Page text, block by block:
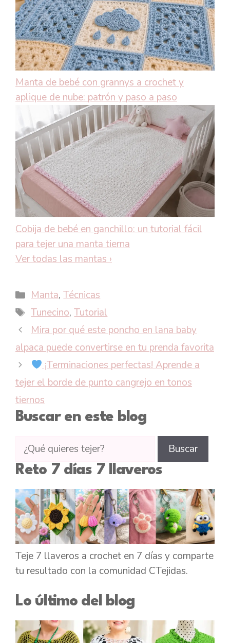
Manta de bebé con grannys a crochet y
aplique de nube: patrón y paso a paso
Cobija de bebé en ganchillo: un tutorial fácil
para tejer una manta tierna
Ver todas las mantas›
Categorías
Manta,Técnicas
Etiquetas
Tunecino,Tutorial
Mira por qué este poncho en lana baby
alpaca puede convertirse en tu prenda favorita
¡Terminaciones perfectas! Aprende a
tejer el borde de punto cangrejo en tonos
tiernos
Buscar en este blog
Buscar
tutoriales
en
CTejidas
Buscar
Reto 7 días 7 llaveros
Teje 7 llaveros a crochet en 7 días y comparte
tu resultado con la comunidad CTejidas.
Lo último del blog